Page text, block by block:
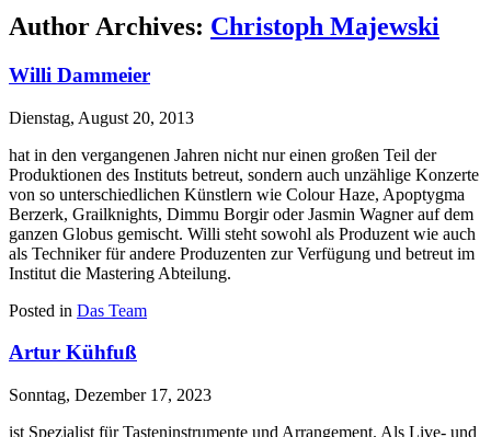
Author Archives: Christoph Majewski
Willi Dammeier
Dienstag, August 20, 2013
hat in den vergangenen Jahren nicht nur einen großen Teil der
Produktionen des Instituts betreut, sondern auch unzählige Konzerte
von so unterschiedlichen Künstlern wie Colour Haze, Apoptygma
Berzerk, Grailknights, Dimmu Borgir oder Jasmin Wagner auf dem
ganzen Globus gemischt. Willi steht sowohl als Produzent wie auch
als Techniker für andere Produzenten zur Verfügung und betreut im
Institut die Mastering Abteilung.
Posted in Das Team
Artur Kühfuß
Sonntag, Dezember 17, 2023
ist Spezialist für Tasteninstrumente und Arrangement. Als Live- und